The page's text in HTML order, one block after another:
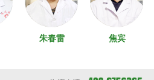
焦宾 樊 荣